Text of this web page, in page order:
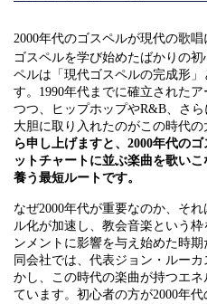
2000年代のゴスペルが現代の歌
ゴスペルを学び始めたばかりの
ペルは「現代ゴスペルの完成形
す。1990年代までに確立された
つつ、ヒップホップやR&B、さ
大胆に取り入れたのがこの時代の
ら申し上げますと、2000年代の
ットチャートに並ぶ楽曲を歌い
養う最短ルートです。
なぜ2000年代が重要なのか、そ
ル化が加速し、教会音楽という
ンメントに影響を与え始めた時
同会社では、代表ジョン・ルー
かし、この時代の楽曲が持つエ
ています。初心者の方が2000年